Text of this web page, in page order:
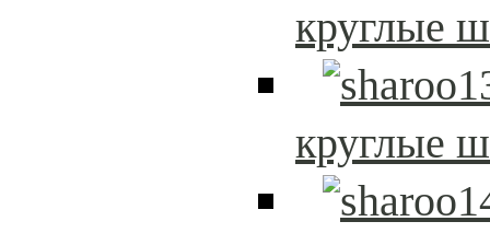
круглые
круглые